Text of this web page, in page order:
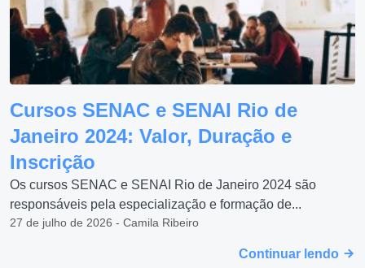
Cursos SENAC e SENAI Rio de
Janeiro 2024: Valor, Duração e
Inscrição
Os cursos SENAC e SENAI Rio de Janeiro 2024 são
responsáveis pela especialização e formação de...
27 de julho de 2026 - Camila Ribeiro
Continuar lendo